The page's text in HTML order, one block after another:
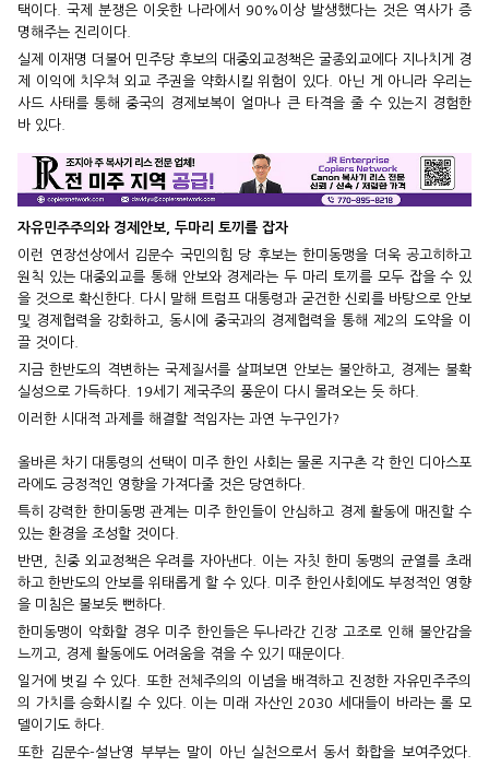
택이다. 국제 분쟁은 이웃한 나라에서 90%이상 발생했다는 것은 역사가 증
명해주는 진리이다.
실제 이재명 더불어 민주당 후보의 대중외교정책은 굴종외교에다 지나치게 경
제 이익에 치우쳐 외교 주권을 약화시킬 위험이 있다. 아닌 게 아니라 우리는
사드 사태를 통해 중국의 경제보복이 얼마나 큰 타격을 줄 수 있는지 경험한
바 있다.
자유민주주의와 경제안보, 두마리 토끼를 잡자
이런 연장선상에서 김문수 국민의힘 당 후보는 한미동맹을 더욱 공고히하고
원칙 있는 대중외교를 통해 안보와 경제라는 두 마리 토끼를 모두 잡을 수 있
을 것으로 확신한다. 다시 말해 트럼프 대통령과 굳건한 신뢰를 바탕으로 안보
및 경제협력을 강화하고, 동시에 중국과의 경제협력을 통해 제2의 도약을 이
끌 것이다.
지금 한반도의 격변하는 국제질서를 살펴보면 안보는 불안하고, 경제는 불확
실성으로 가득하다. 19세기 제국주의 풍운이 다시 몰려오는 듯 하다.
이러한 시대적 과제를 해결할 적임자는 과연 누구인가?
올바른 차기 대통령의 선택이 미주 한인 사회는 물론 지구촌 각 한인 디아스포
라에도 긍정적인 영향을 가져다줄 것은 당연하다.
특히 강력한 한미동맹 관계는 미주 한인들이 안심하고 경제 활동에 매진할 수
있는 환경을 조성할 것이다.
반면, 친중 외교정책은 우려를 자아낸다. 이는 자칫 한미 동맹의 균열를 초래
하고 한반도의 안보를 위태롭게 할 수 있다. 미주 한인사회에도 부정적인 영향
을 미침은 불보듯 뻔하다.
한미동맹이 악화할 경우 미주 한인들은 두나라간 긴장 고조로 인해 불안감을
느끼고, 경제 활동에도 어려움을 겪을 수 있기 때문이다.
일거에 벗길 수 있다. 또한 전체주의의 이념을 배격하고 진정한 자유민주주의
의 가치를 승화시킬 수 있다. 이는 미래 자산인 2030 세대들이 바라는 롤 모
델이기도 하다.
또한 김문수-설난영 부부는 말이 아닌 실천으로서 동서 화합을 보여주었다.